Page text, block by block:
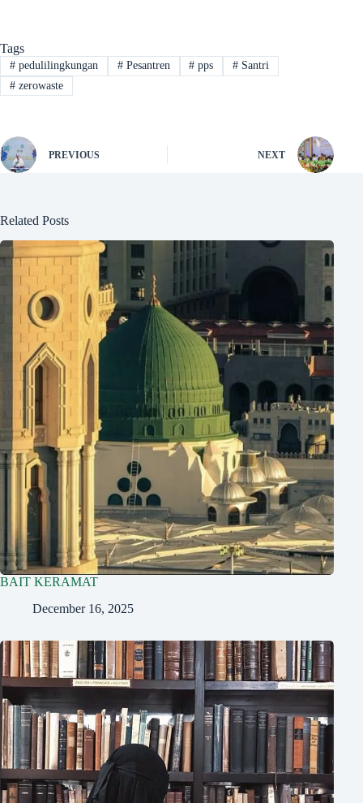
Tags
#pedulilingkungan #Pesantren # pps # Santri
#zerowaste
PREVIOUS NEXT
Related Posts
BAIT KERAMAT
December 16, 2025